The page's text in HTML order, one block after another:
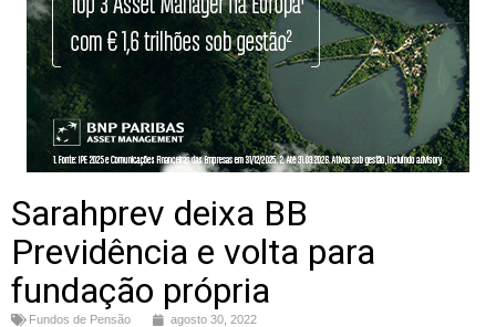
Sarahprev deixa BB
Previdência e volta para
fundação própria
Fundos de Pensão agosto 30, 2022